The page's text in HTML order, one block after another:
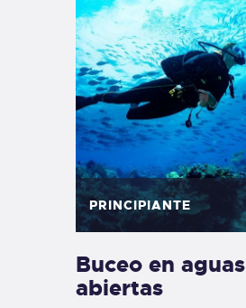
PRINCIPIANTE
Buceo en aguas
abiertas